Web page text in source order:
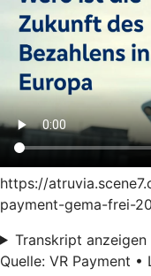
https://
payment-gema-frei-
Transkript anzeigen
Quelle: VR Payment